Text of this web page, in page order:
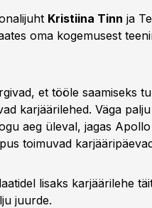
Kristiina Tinn ja
oma kogemusest
et tööle saamiseks
karjäärilehed. Väga
aeg üleval, jagas
toimuvad
lisaks karjäärilehe
juurde.